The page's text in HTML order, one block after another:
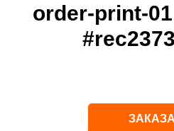
order-print-